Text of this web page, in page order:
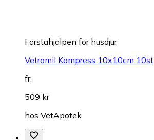
Förstahjälpen för husdjur
Vetramil Kompress 10x10cm 10st
fr.
509 kr
hos VetApotek